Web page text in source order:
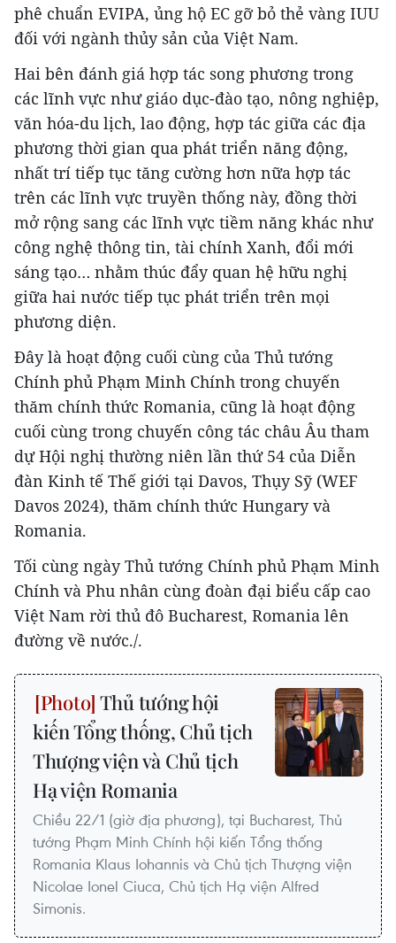
phê chuẩn EVIPA, ủng hộ EC gỡ bỏ thẻ vàng IUU
đối với ngành thủy sản của Việt Nam.
Hai bên đánh giá hợp tác song phương trong
các lĩnh vực như giáo dục-đào tạo, nông nghiệp,
văn hóa-du lịch, lao động, hợp tác giữa các địa
phương thời gian qua phát triển năng động,
nhất trí tiếp tục tăng cường hơn nữa hợp tác
trên các lĩnh vực truyền thống này, đồng thời
mở rộng sang các lĩnh vực tiềm năng khác như
công nghệ thông tin, tài chính Xanh, đổi mới
sáng tạo… nhằm thúc đẩy quan hệ hữu nghị
giữa hai nước tiếp tục phát triển trên mọi
phương diện.
Đây là hoạt động cuối cùng của Thủ tướng
Chính phủ Phạm Minh Chính trong chuyến
thăm chính thức Romania, cũng là hoạt động
cuối cùng trong chuyến công tác châu Âu tham
dự Hội nghị thường niên lần thứ 54 của Diễn
đàn Kinh tế Thế giới tại Davos, Thụy Sỹ (WEF
Davos 2024), thăm chính thức Hungary và
Romania.
Tối cùng ngày Thủ tướng Chính phủ Phạm Minh
Chính và Phu nhân cùng đoàn đại biểu cấp cao
Việt Nam rời thủ đô Bucharest, Romania lên
đường về nước./.
Thủ tướng hội
kiến Tổng thống, Chủ tịch
Thượng viện và Chủ tịch
Hạ viện Romania
Chiều 22/1 (giờ địa phương), tại Bucharest, Thủ
tướng Phạm Minh Chính hội kiến Tổng thống
Romania Klaus Iohannis và Chủ tịch Thượng viện
Nicolae Ionel Ciuca, Chủ tịch Hạ viện Alfred
Simonis.